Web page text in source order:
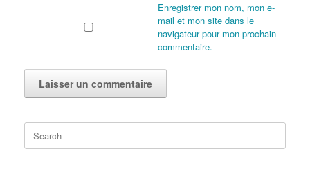
Enregistrer mon nom, mon e-
mail et mon site dans le
navigateur pour mon prochain
commentaire.
Search
for: